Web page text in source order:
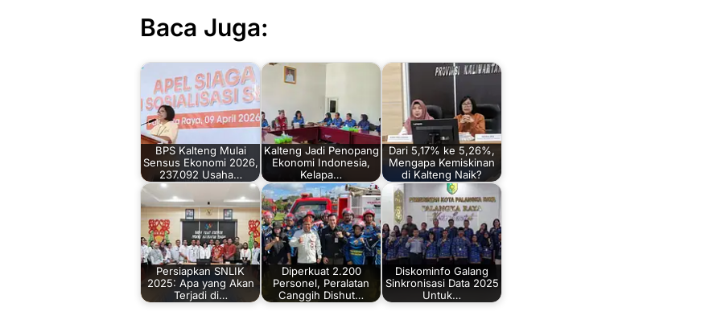
Baca Juga:
BPS Kalteng Mulai
Sensus Ekonomi 2026,
237.092 Usaha…
Kalteng Jadi Penopang
Ekonomi Indonesia,
Kelapa…
Dari 5,17% ke 5,26%,
Mengapa Kemiskinan
di Kalteng Naik?
Persiapkan SNLIK
2025: Apa yang Akan
Terjadi di…
Diperkuat 2.200
Personel, Peralatan
Canggih Dishut…
Diskominfo Galang
Sinkronisasi Data 2025
Untuk…